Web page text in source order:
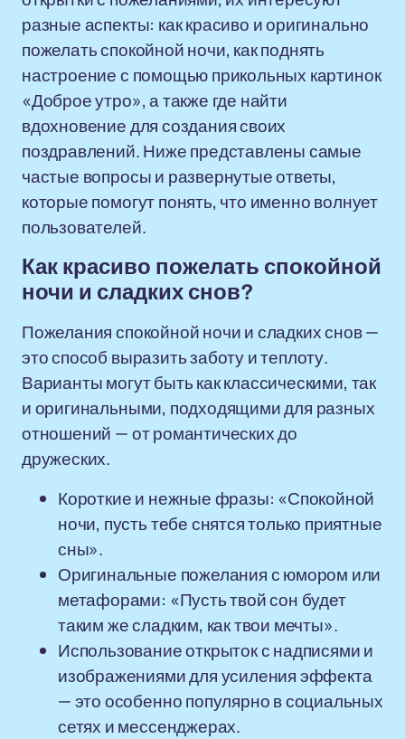
разные аспекты: как красиво и оригинально
пожелать спокойной ночи, как поднять
настроение с помощью прикольных картинок
«Доброе утро», а также где найти
вдохновение для создания своих
поздравлений. Ниже представлены самые
частые вопросы и развернутые ответы,
которые помогут понять, что именно волнует
пользователей.
Как красиво пожелать спокойной
ночи и сладких снов?
Пожелания спокойной ночи и сладких снов —
это способ выразить заботу и теплоту.
Варианты могут быть как классическими, так
и оригинальными, подходящими для разных
отношений — от романтических до
дружеских.
Короткие и нежные фразы: «Спокойной
ночи, пусть тебе снятся только приятные
сны».
Оригинальные пожелания с юмором или
метафорами: «Пусть твой сон будет
таким же сладким, как твои мечты».
Использование открыток с надписями и
изображениями для усиления эффекта
— это особенно популярно в социальных
сетях и мессенджерах.